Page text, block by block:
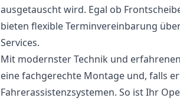
ausgetauscht wird. Egal ob
bieten flexible Terminvereinbarung
Services.
Mit modernster Technik und
eine fachgerechte Montage und, falls
Fahrerassistenzsystemen. So ist Ihr